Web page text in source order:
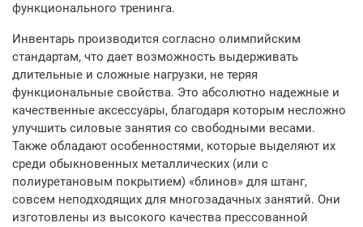
функционального тренинга.
Инвентарь производится согласно олимпийским
стандартам, что дает возможность выдерживать
длительные и сложные нагрузки, не теряя
функциональные свойства. Это абсолютно надежные и
качественные аксессуары, благодаря которым несложно
улучшить силовые занятия со свободными весами.
Также обладают особенностями, которые выделяют их
среди обыкновенных металлических (или с
полиуретановым покрытием) «блинов» для штанг,
совсем неподходящих для многозадачных занятий. Они
изготовлены из высокого качества прессованной